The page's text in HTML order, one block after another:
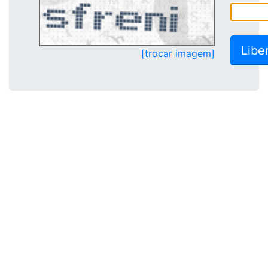
[trocar imagem]